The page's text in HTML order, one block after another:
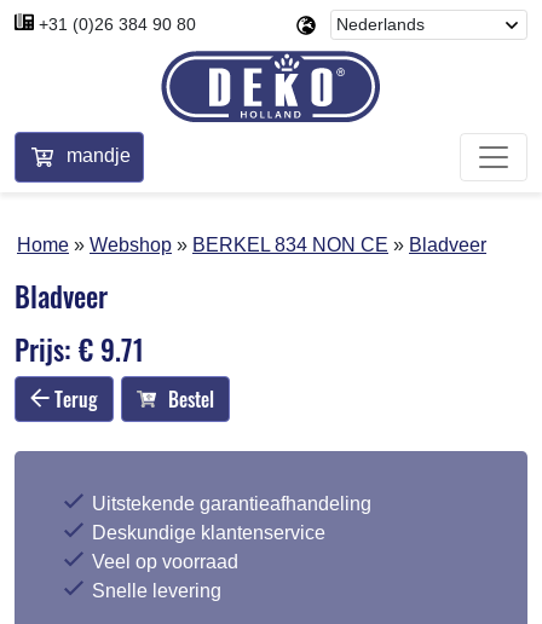
+31 (0)26 384 90 80
mandje
Home Webshop BERKEL 834 NON CE Bladveer
Bladveer
Prijs: € 9.71
Terug Bestel
Uitstekende garantieafhandeling
Deskundige klantenservice
Veel op voorraad
Snelle levering